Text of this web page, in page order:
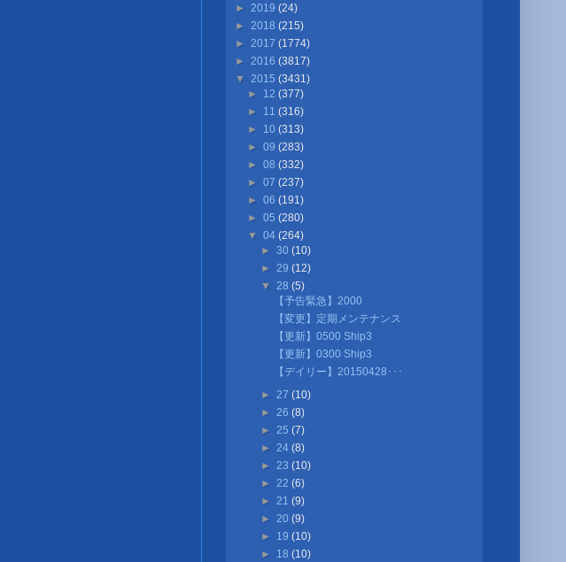
► 2019 (24)
► 2018 (215)
► 2017 (1774)
► 2016 (3817)
▼ 2015 (3431)
► 12(377)
► 11(316)
► 10(313)
►09(283)
►08(332)
►07(237)
►06(191)
►05(280)
▼04(264)
► 30 (10)
► 29 (12)
▼ 28 (5)
【予告緊急】2000
【変更】定期メンテナンス
【更新】0500 Ship3
【更新】0300 Ship3
【デイリー】20150428･･･
► 27 (10)
► 26 (8)
► 25 (7)
► 24 (8)
► 23 (10)
► 22 (6)
► 21 (9)
► 20 (9)
► 19 (10)
► 18 (10)